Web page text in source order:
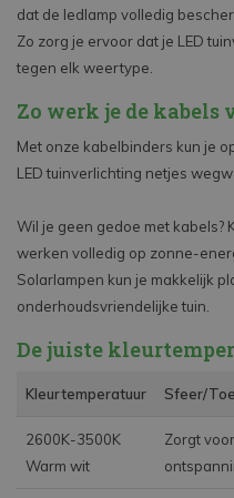
dat de ledlamp volledig
Zo zorg je ervoor dat je LED
tegen elk weertype.
Zo werk je de
Met onze kabelbinders kun je
LED tuinverlichting netjes
Wil je geen gedoe met kabels?
werken volledig op zonne-
Solarlampen kun je makkelijk
onderhoudsvriendelijke tuin.
De juiste
Kleurtemperatuur Sfeer/
2600K-3500K
Warm wit
Zorgt